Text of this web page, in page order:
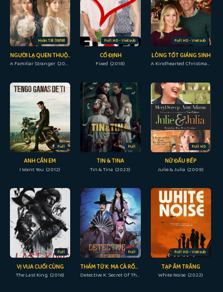
Hoàn Tất (18/18)
NGƯỜI LẠ QUEN THUỘC
A Familiar Stranger (2022)
Full HD - Vietsub
CỐ ĐỊNH
Fixed (2018)
Full HD - Vietsub
LÒNG TỐT GIÁNG SINH
A Kindhearted Christmas (2021)
Full
ANH CẦN EM
I Want You (2012)
Full
TIN & TINA
Tin & Tina (2023)
Full HD
NỮ ĐẦU BẾP
Julie & Julia (2009)
Full
VỊ VUA CUỐI CÙNG
The Last King (2016)
Full
THÁM TỬ K: MA CÀ RỒNG BÁO THÙ
Detective K: Secret Of The Living Dead (2018)
Full HD - Vietsub
TẠP ÂM TRẮNG
White Noise (2022)